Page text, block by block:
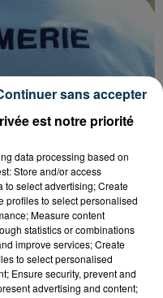
DES
A...
est notre priorité
data processing based on
Store and/or access
to select advertising; Create
profiles to select personalised
Measure content
statistics or combinations
improve services; Create
to select personalised
Ensure security, prevent and
advertising and content;
sans accepter